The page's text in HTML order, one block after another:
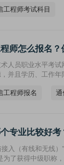
工程师考试科目
师怎么报名？
人员职业水平考
并且学历、工作年
工程师报名 通
专业比较好考
接入（有线和无线
为了获得中级职称